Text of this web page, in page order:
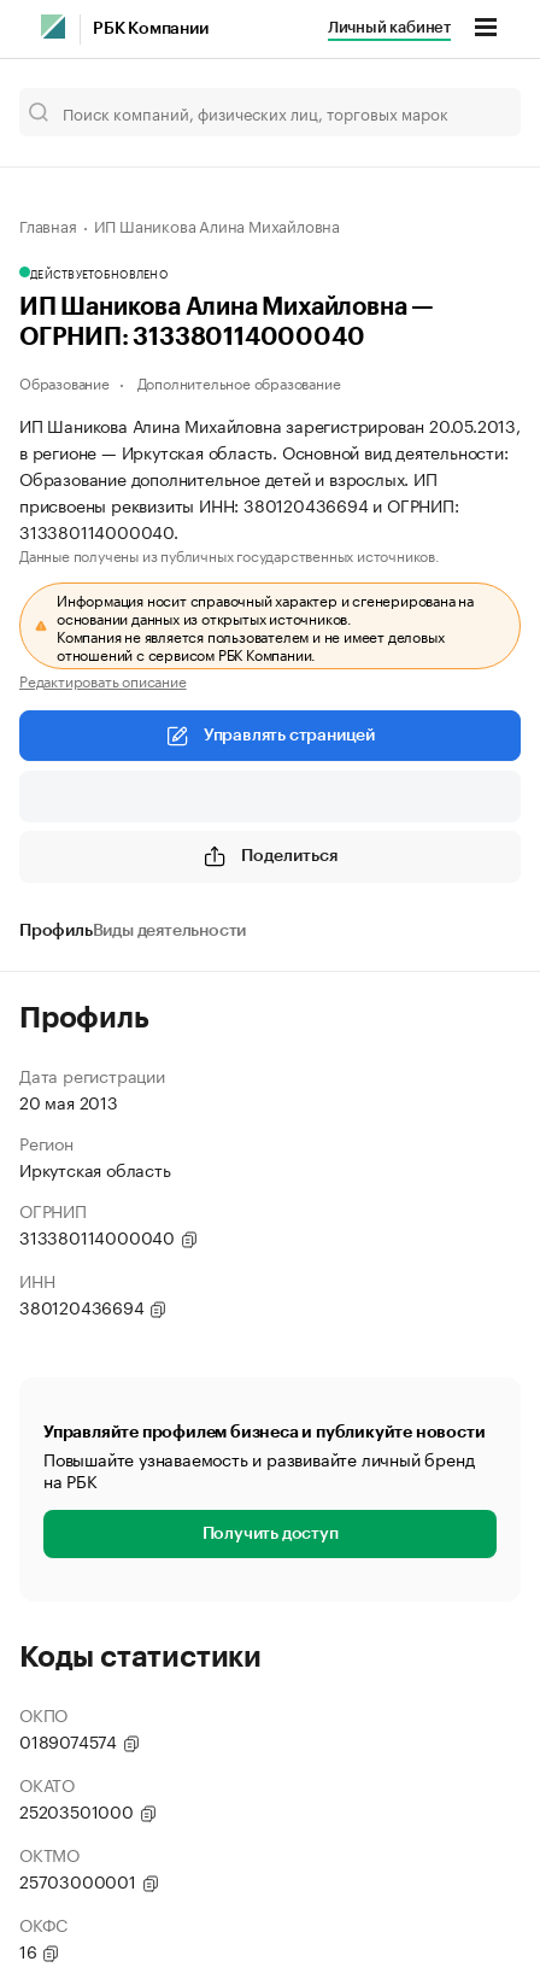
РБК Компании Личный кабинет
Главная ИП Шаникова Алина Михайловна
ДЕЙСТВУЕТОБНОВЛЕНО
ИП Шаникова Алина Михайловна —
ОГРНИП: 313380114000040
Образование Дополнительное образование
ИП Шаникова Алина Михайловна зарегистрирован 20.05.2013,
в регионе — Иркутская область. Основной вид деятельности:
Образование дополнительное детей и взрослых. ИП
присвоены реквизиты ИНН: 380120436694 и ОГРНИП:
313380114000040.
Данные получены из публичных государственных источников.
Информация носит справочный характер и сгенерирована на
основании данных из открытых источников.
Компания не является пользователем и не имеет деловых
отношений с сервисом РБК Компании.
Редактировать описание
Управлять страницей
Поделиться
ПрофильВиды деятельности
Профиль
Дата регистрации
20 мая 2013
Регион
Иркутская область
ОГРНИП
313380114000040
ИНН
380120436694
Управляйте профилем бизнеса и публикуйте новости
Повышайте узнаваемость и развивайте личный бренд
на РБК
Получить доступ
Коды статистики
ОКПО
0189074574
ОКАТО
25203501000
ОКТМО
25703000001
ОКФС
16